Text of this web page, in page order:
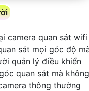
camera quan sát wifi
sát mọi góc độ
quản lý điều khiển
quan sát mà không
thông thường